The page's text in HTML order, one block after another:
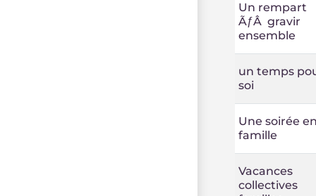
Un rempart
ÃƒÂ gravir
ensemble
un temps
soi
Une soirée
famille
Vacances
collectives